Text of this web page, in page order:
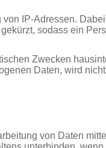
von IP-Adressen.
sodass ein
Zwecken
Daten, wird
von Daten